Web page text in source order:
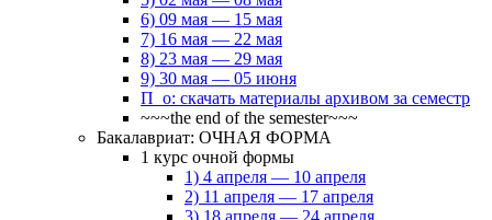
6) 09 мая — 15 мая
7) 16 мая — 22 мая
8) 23 мая — 29 мая
9) 30 мая — 05 июня
П_о: скачать материалы архивом за семестр
~~~the end of the semester~~~
Бакалавриат: ОЧНАЯ ФОРМА
1 курс очной формы
1) 4 апреля — 10 апреля
2) 11 апреля — 17 апреля
3) 18 апреля — 24 апреля